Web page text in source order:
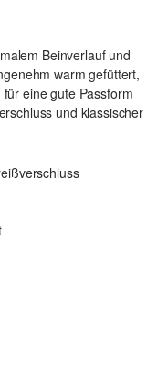
Beinverlauf und
warm gefüttert,
eine gute Passform
und klassischer